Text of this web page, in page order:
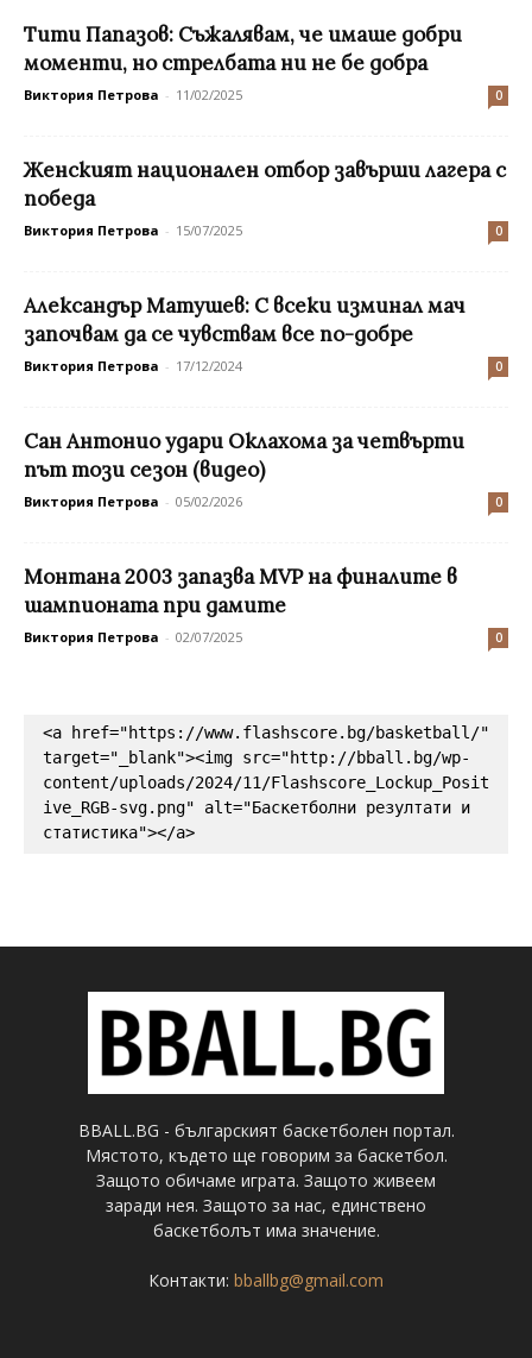
Тити Папазов: Съжалявам, че имаше добри
моменти, но стрелбата ни не бе добра
Виктория Петрова - 11/02/2025 0
Женският национален отбор завърши лагера с
победа
Виктория Петрова - 15/07/2025 0
Александър Матушев: С всеки изминал мач
започвам да се чувствам все по-добре
Виктория Петрова - 17/12/2024 0
Сан Антонио удари Оклахома за четвърти
път този сезон (видео)
Виктория Петрова - 05/02/2026 0
Монтана 2003 запазва MVP на финалите в
шампионата при дамите
Виктория Петрова - 02/07/2025 0
<a href="https://www.flashscore.bg/basketball/"
target="_blank"><img src="http://bball.bg/wp-
content/uploads/2024/11/Flashscore_Lockup_Posit
ive_RGB-svg.png" alt="Баскетболни резултати и
статистика"></a>
BBALL.BG - българският баскетболен портал.
Мястото, където ще говорим за баскетбол.
Защото обичаме играта. Защото живеем
заради нея. Защото за нас, единствено
баскетболът има значение.
Контакти: bballbg@gmail.com